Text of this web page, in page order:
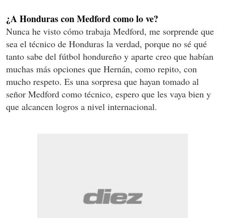
¿A Honduras con Medford como lo ve?
Nunca he visto cómo trabaja Medford, me sorprende que
sea el técnico de Honduras la verdad, porque no sé qué
tanto sabe del fútbol hondureño y aparte creo que habían
muchas más opciones que Hernán, como repito, con
mucho respeto. Es una sorpresa que hayan tomado al
señor Medford como técnico, espero que les vaya bien y
que alcancen logros a nivel internacional.